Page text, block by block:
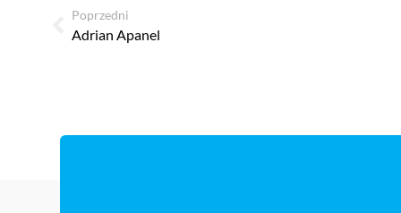
Poprzedni
Adrian Apanel